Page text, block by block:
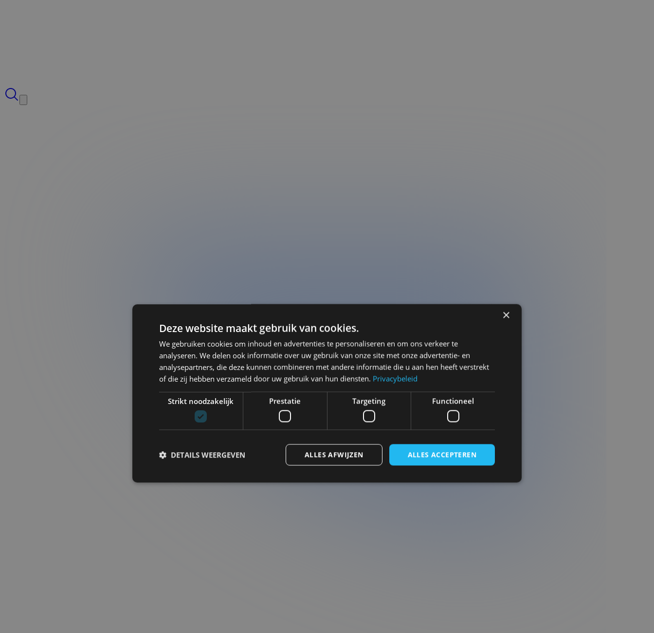
×
Deze website maakt gebruik van cookies.
We gebruiken cookies om inhoud en advertenties te personaliseren en om ons verkeer te
analyseren. We delen ook informatie over uw gebruik van onze site met onze advertentie- en
analysepartners, die deze kunnen combineren met andere informatie die u aan hen heeft verstrekt
of die zij hebben verzameld door uw gebruik van hun diensten. Privacybeleid
Strikt noodzakelijk Prestatie Targeting Functioneel
ALLES ACCEPTEREN
ALLES AFWIJZEN
DETAILS WEERGEVEN